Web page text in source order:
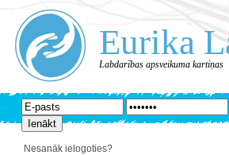
Eurika
Labdarības apsveikuma kartiņas
Nesanāk ielogoties?